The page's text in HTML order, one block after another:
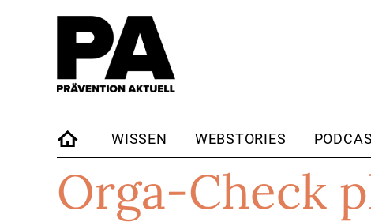
STARTSEITE
WISSEN WEBSTORIES
Orga-Check